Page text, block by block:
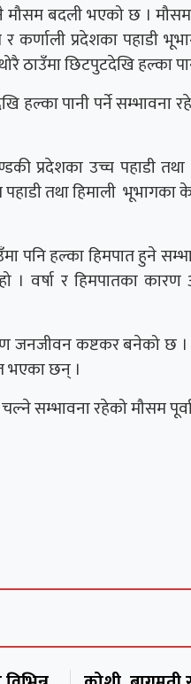
मौसम बदली भएको छ ।
प्रदेशका पहाडी
ठाउँमा छिटपुटदेखि हल्का
पानी पर्ने सम्भावना
प्रदेशका उच्च पहाडी तथा
तथा हिमाली भूभागका
पनि हल्का हिमपात हुने
। वर्षा र हिमपातका
जनजीवन कष्टकर बनेको छ
भएका छन् ।
सम्भावना रहेको मौसम